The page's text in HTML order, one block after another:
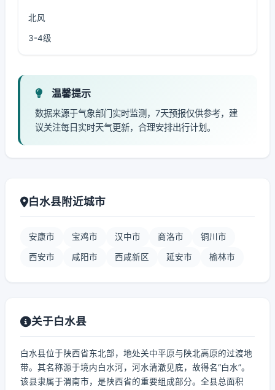
北风
3-4级
温馨提示
数据来源于气象部门实时监测，7天预报仅供参考，建
议关注每日实时天气更新，合理安排出行计划。
白水县附近城市
安康市 宝鸡市 汉中市 商洛市 铜川市
西安市 咸阳市 西咸新区 延安市 榆林市
关于白水县
白水县位于陕西省东北部，地处关中平原与陕北高原的过渡地
带。其名称源于境内白水河，河水清澈见底，故得名“白水”。
该县隶属于渭南市，是陕西省的重要组成部分。全县总面积